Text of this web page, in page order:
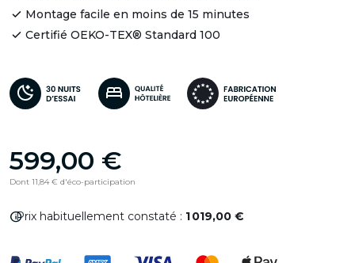
Montage facile en moins de 15 minutes
Certifié OEKO-TEX® Standard 100
599,00 €
Dont 11,84 € d'éco-participation
infoPrix habituellement constaté : 1 019,00 €